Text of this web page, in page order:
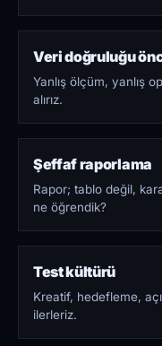
Veri doğruluğu
Yanlış ölçüm, yanlış
alırız.
Şeffaf raporlama
Rapor; tablo değil,
ne öğrendik?
Test kültürü
Kreatif, hedefleme,
ilerleriz.